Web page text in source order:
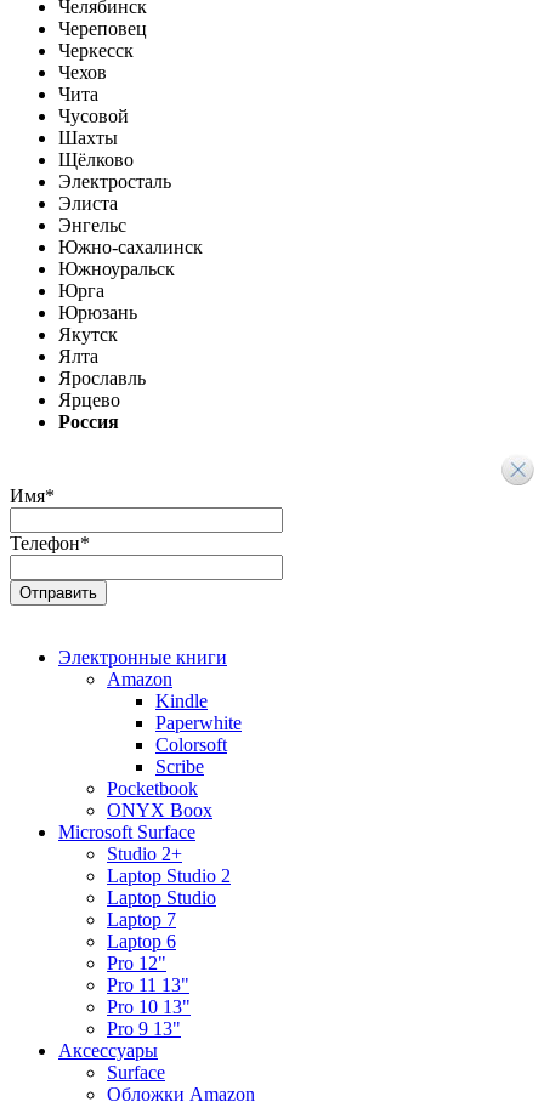
Челябинск
Череповец
Черкесск
Чехов
Чита
Чусовой
Шахты
Щёлково
Электросталь
Элиста
Энгельс
Южно-сахалинск
Южноуральск
Юрга
Юрюзань
Якутск
Ялта
Ярославль
Ярцево
Россия
Имя*
Телефон*
Электронные книги
Amazon
Kindle
Paperwhite
Colorsoft
Scribe
Pocketbook
ONYX Boox
Microsoft Surface
Studio 2+
Laptop Studio 2
Laptop Studio
Laptop 7
Laptop 6
Pro 12"
Pro 11 13"
Pro 10 13"
Pro 9 13"
Аксессуары
Surface
Обложки Amazon